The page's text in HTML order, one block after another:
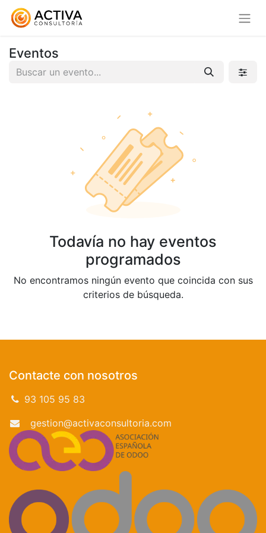
Eventos
Todavía no hay eventos
programados
No encontramos ningún evento que coincida con sus
criterios de búsqueda.
Contacte con nosotros
93 105 95 83
gestion@activaconsultoria.com